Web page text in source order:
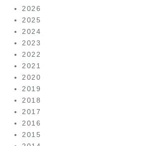
2026
2025
2024
2023
2022
2021
2020
2019
2018
2017
2016
2015